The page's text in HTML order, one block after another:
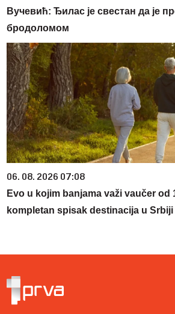
Вучевић: Ђилас је свестан да је
бродоломом
06. 08. 2026 07:08
Evo u kojim banjama važi vaučer od
kompletan spisak destinacija u Srbiji